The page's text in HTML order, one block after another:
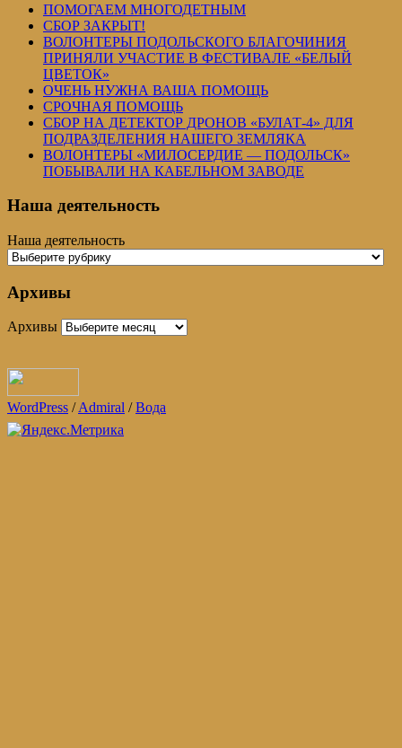
ПОМОГАЕМ МНОГОДЕТНЫМ
СБОР ЗАКРЫТ!
ВОЛОНТЕРЫ ПОДОЛЬСКОГО БЛАГОЧИНИЯ
ПРИНЯЛИ УЧАСТИЕ В ФЕСТИВАЛЕ «БЕЛЫЙ
ЦВЕТОК»
ОЧЕНЬ НУЖНА ВАША ПОМОЩЬ
СРОЧНАЯ ПОМОЩЬ
СБОР НА ДЕТЕКТОР ДРОНОВ «БУЛАТ-4» ДЛЯ
ПОДРАЗДЕЛЕНИЯ НАШЕГО ЗЕМЛЯКА
ВОЛОНТЕРЫ «МИЛОСЕРДИЕ — ПОДОЛЬСК»
ПОБЫВАЛИ НА КАБЕЛЬНОМ ЗАВОДЕ
Наша деятельность
Наша деятельность
Архивы
Архивы
WordPress /Admiral /Вода